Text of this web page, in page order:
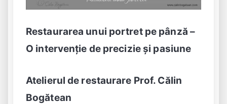
Restaurarea unui portret pe pânză –
O intervenție de precizie și pasiune
Atelierul de restaurare Prof. Călin
Bogătean